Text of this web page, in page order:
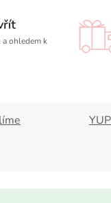
ohledem k